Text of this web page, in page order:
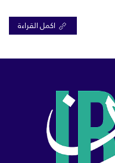
اكمل القراءة